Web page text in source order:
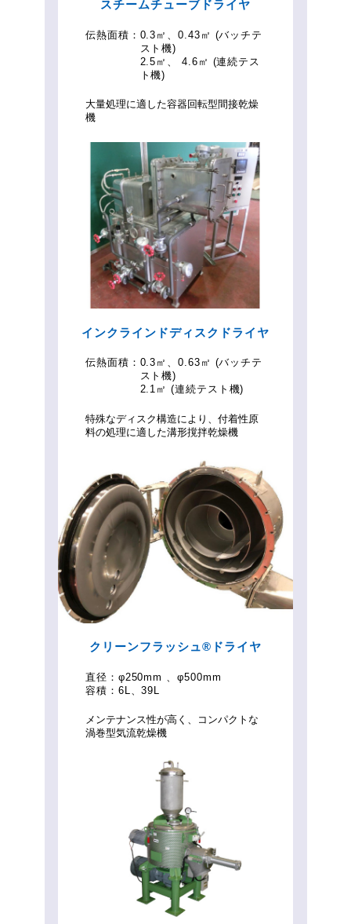
スチームチューブドライヤ
伝熱面積： 0.3㎡、0.43㎡ (バッチテ
スト機)
2.5㎡、 4.6㎡ (連続テス
ト機)
大量処理に適した容器回転型間接乾燥
機
インクラインドディスクドライヤ
伝熱面積： 0.3㎡、0.63㎡ (バッチテ
スト機)
2.1㎡ (連続テスト機)
特殊なディスク構造により、付着性原
料の処理に適した溝形撹拌乾燥機
クリーンフラッシュ®ドライヤ
直径： φ250mm 、φ500mm
容積： 6L、39L
メンテナンス性が高く、コンパクトな
渦巻型気流乾燥機